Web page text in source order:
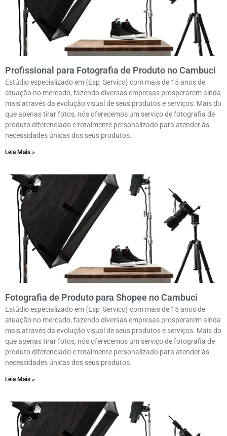
Profissional para Fotografia de Produto no Cambuci
Estúdio especializado em {Esp_Servico} com mais de 15 anos de
atuação no mercado, fazendo diversas empresas prosperarem ainda
mais através da evolução visual de seus produtos e serviços. Mais do
que apenas tirar fotos, nós oferecemos um serviço de fotografia de
produto diferenciado e totalmente personalizado para atender às
necessidades únicas dos seus produtos.
Leia Mais »
Fotografia de Produto para Shopee no Cambuci
Estúdio especializado em {Esp_Servico} com mais de 15 anos de
atuação no mercado, fazendo diversas empresas prosperarem ainda
mais através da evolução visual de seus produtos e serviços. Mais do
que apenas tirar fotos, nós oferecemos um serviço de fotografia de
produto diferenciado e totalmente personalizado para atender às
necessidades únicas dos seus produtos.
Leia Mais »